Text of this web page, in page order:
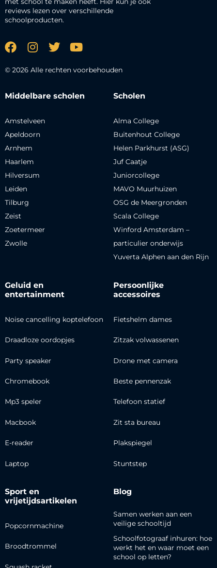
reviews lezen over verschillende
schoolproducten.
© 2026 Alle rechten voorbehouden
Middelbare scholen
Amstelveen
Apeldoorn
Arnhem
Haarlem
Hilversum
Leiden
Tilburg
Zeist
Zoetermeer
Zwolle
Scholen
Alma College
Buitenhout College
Helen Parkhurst (ASG)
Juf Caatje
Juniorcollege
MAVO Muurhuizen
OSG de Meergronden
Scala College
Winford Amsterdam –
particulier onderwijs
Yuverta Alphen aan den Rijn
Geluid en
entertainment
Noise cancelling koptelefoon
Draadloze oordopjes
Party speaker
Chromebook
Mp3 speler
Macbook
E-reader
Laptop
Persoonlijke
accessoires
Fietshelm dames
Zitzak volwassenen
Drone met camera
Beste pennenzak
Telefoon statief
Zit sta bureau
Plakspiegel
Stuntstep
Sport en
vrijetijdsartikelen
Popcornmachine
Broodtrommel
Blog
Samen werken aan een
veilige schooltijd
Schoolfotograaf inhuren: hoe
werkt het en waar moet een
school op letten?